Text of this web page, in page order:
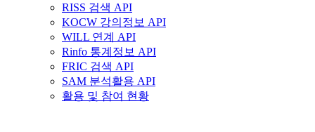
RISS 검색 API
KOCW 강의정보 API
WILL 연계 API
Rinfo 통계정보 API
FRIC 검색 API
SAM 분석활용 API
활용 및 참여 현황